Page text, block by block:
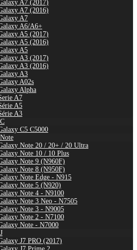
A7 (2017)
A7 (2016)
A7
A6/A6+
A5 (2017)
A5 (2016)
A5
A3 (2017)
A3 (2016)
A3
A02s
Alpha
A7
A5
A3
C5 C5000
Note 20 / 20+ / 20 Ultra
Note 10 / 10 Plus
Note 9 (N960F)
Note 8 (N950F)
Note Edge - N915
Note 5 (N920)
Note 4 - N9100
Note 3 Neo - N7505
Note 3 - N9005
Note 2 - N7100
Note - N7000
J7 PRO (2017)